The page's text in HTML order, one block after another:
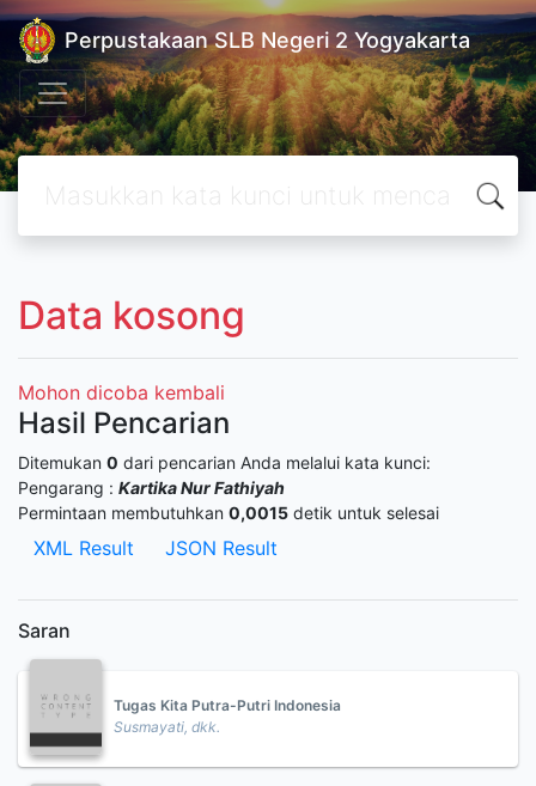
Perpustakaan SLB Negeri 2 Yogyakarta
Data kosong
Mohon dicoba kembali
Hasil Pencarian
Ditemukan 0 dari pencarian Anda melalui kata kunci:
Pengarang : Kartika Nur Fathiyah
Permintaan membutuhkan 0,0015 detik untuk selesai
XML Result JSON Result
Saran
Tugas Kita Putra-Putri Indonesia
Susmayati, dkk.